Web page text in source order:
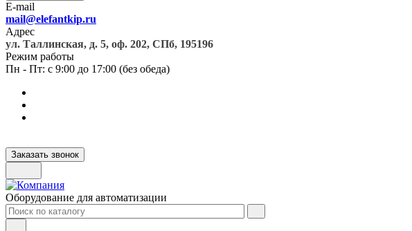
E-mail
mail@elefantkip.ru
Адрес
ул. Таллинская, д. 5, оф. 202, СПб, 195196
Режим работы
Пн - Пт: с 9:00 до 17:00 (без обеда)
Заказать звонок
Оборудование для автоматизации